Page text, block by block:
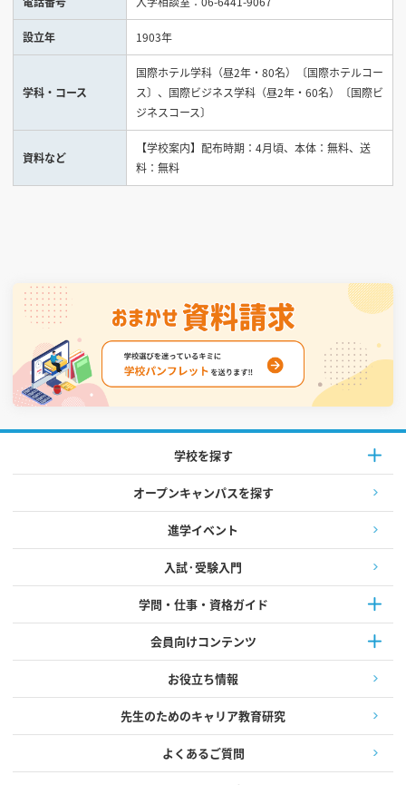
見学会WEB手引書
校内オンラインガイダンス
アンケートフォーム（学校用）
設立年 1903年
学科・コース
国際ホテル学科（昼2年・80名）〔国際ホテルコー
ス〕、国際ビジネス学科（昼2年・60名）〔国際ビ
ジネスコース〕
資料など
【学校案内】配布時期：4月頃、本体：無料、送
料：無料
学校を探す
オープンキャンパスを探す
進学イベント
入試·受験入門
学問・仕事・資格ガイド
会員向けコンテンツ
お役立ち情報
先生のためのキャリア教育研究
よくあるご質問